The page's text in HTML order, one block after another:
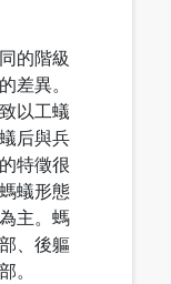
的階級
差異。
以工蟻
后與兵
特徵很
蟻形態
主。螞
、後軀
。